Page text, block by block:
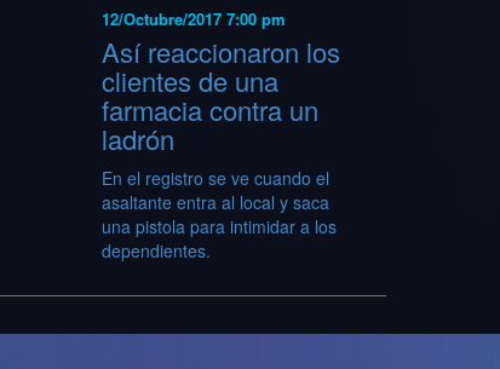
12/Octubre/2017 7:00 pm
Así reaccionaron los
clientes de una
farmacia contra un
ladrón
En el registro se ve cuando el
asaltante entra al local y saca
una pistola para intimidar a los
dependientes.